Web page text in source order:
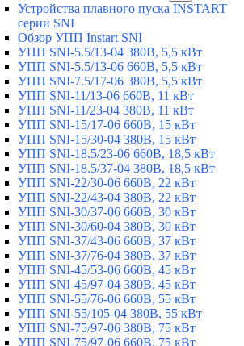
Устройства плавного пуска INSTART
серии SNI
Обзор УПП Instart SNI
УПП SNI-5.5/13-04 380В, 5,5 кВт
УПП SNI-5.5/13-06 660В, 5,5 кВт
УПП SNI-7.5/17-06 380В, 5,5 кВт
УПП SNI-11/13-06 660В, 11 кВт
УПП SNI-11/23-04 380В, 11 кВт
УПП SNI-15/17-06 660В, 15 кВт
УПП SNI-15/30-04 380В, 15 кВт
УПП SNI-18.5/23-06 660В, 18,5 кВт
УПП SNI-18.5/37-04 380В, 18,5 кВт
УПП SNI-22/30-06 660В, 22 кВт
УПП SNI-22/43-04 380В, 22 кВт
УПП SNI-30/37-06 660В, 30 кВт
УПП SNI-30/60-04 380В, 30 кВт
УПП SNI-37/43-06 660В, 37 кВт
УПП SNI-37/76-04 380В, 37 кВт
УПП SNI-45/53-06 660В, 45 кВт
УПП SNI-45/97-04 380В, 45 кВт
УПП SNI-55/76-06 660В, 55 кВт
УПП SNI-55/105-04 380В, 55 кВт
УПП SNI-75/97-06 380В, 75 кВт
УПП SNI-75/97-06 660В, 75 кВт